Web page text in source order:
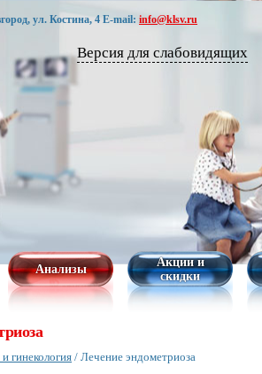
ул. Костина, 4 E-mail: info@klsv.ru
Версия для слабовидящих
Анализы
Акции и
скидки
гинекология / Лечение эндометриоза